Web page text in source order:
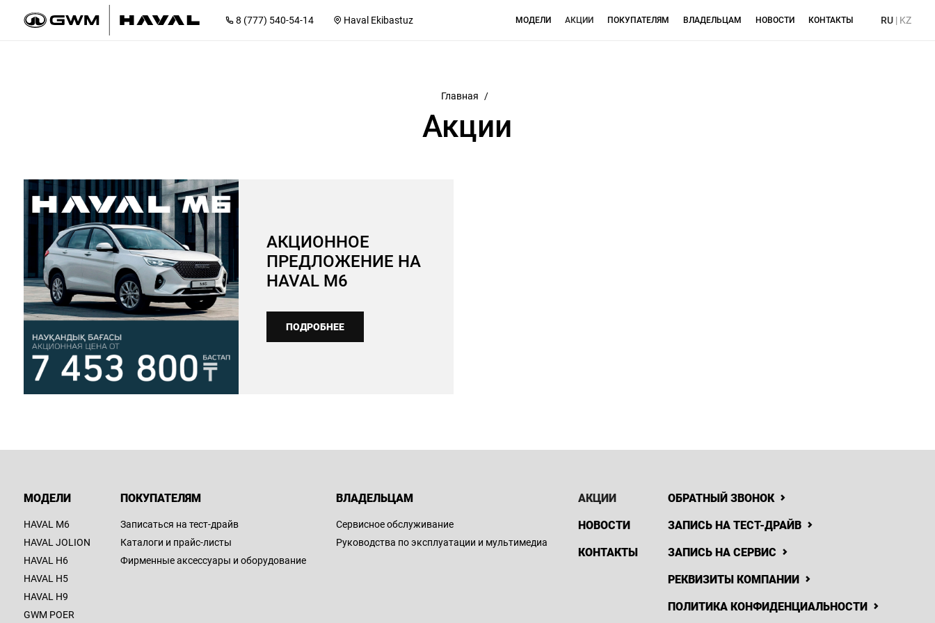
8 (777) 540-54-14 Haval Ekibastuz МОДЕЛИ АКЦИИ ПОКУПАТЕЛЯМ ВЛАДЕЛЬЦАМ НОВОСТИ КОНТАКТЫ RU | KZ
Главная /
Акции
АКЦИОННОЕ
ПРЕДЛОЖЕНИЕ НА
HAVAL M6
ПОДРОБНЕЕ
МОДЕЛИ
HAVAL M6
HAVAL JOLION
HAVAL H6
HAVAL H5
HAVAL H9
GWM POER
ПОКУПАТЕЛЯМ
Записаться на тест-драйв
Каталоги и прайс-листы
Фирменные аксессуары и оборудование
ВЛАДЕЛЬЦАМ
Сервисное обслуживание
Руководства по эксплуатации и мультимедиа
АКЦИИ
НОВОСТИ
КОНТАКТЫ
ОБРАТНЫЙ ЗВОНОК
ЗАПИСЬ НА ТЕСТ-ДРАЙВ
ЗАПИСЬ НА СЕРВИС
РЕКВИЗИТЫ КОМПАНИИ
ПОЛИТИКА КОНФИДЕНЦИАЛЬНОСТИ